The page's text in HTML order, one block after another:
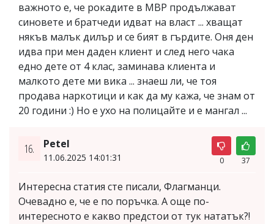
важното е, че рокадите в МВР продължават
синовете и братчеди идват на власт ... хващат
някъв малък дилър и се бият в гърдите. Оня ден
идва при мен даден клиент и след него чака
едно дете от 4 клас, заминава клиента и
малкото дете ми вика ... знаеш ли, че тоя
продава наркотици и как да му кажа, че знам от
20 години :) Но е ухо на полицайте и е мангал ...
16. Petel
11.06.2025 14:01:31 0 37
Интересна статия сте писали, Флагманци.
Очевадно е, че е по поръчка. А още по-
интересното е какво предстои от тук нататък?!